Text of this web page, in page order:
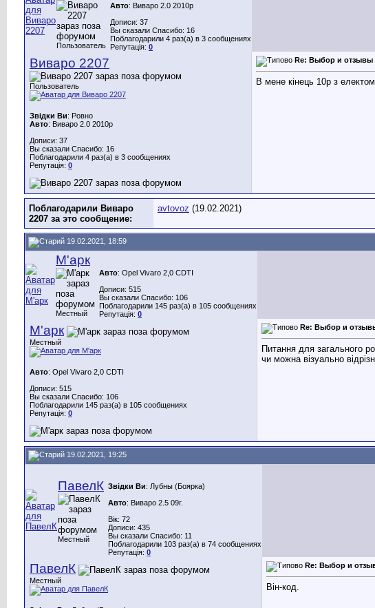
Пользователь
Авто: Виваро 2.0 2010р
Дописи: 37
Вы сказали Спасибо: 16
Поблагодарили 4 раз(а) в 3 сообщениях
Репутація: 0
Виваро 2207
Пользователь
Звідки Ви: Ровно
Авто: Виваро 2.0 2010р
Дописи: 37
Вы сказали Спасибо: 16
Поблагодарили 4 раз(а) в 3 сообщениях
Репутація: 0
Re: Выбор и
В мене кінець 10р з
Поблагодарили Виваро
2207 за это сообщение:
avtovoz (19.02.2021)
19.02.2021, 18:59
М'арк
Местный
Авто: Opel Vivaro 2,0 CDTI
Дописи: 515
Вы сказали Спасибо: 106
Поблагодарили 145 раз(а) в 105 сообщениях
Репутація: 0
М'арк
Местный
Авто: Opel Vivaro 2,0 CDTI
Дописи: 515
Вы сказали Спасибо: 106
Поблагодарили 145 раз(а) в 105 сообщениях
Репутація: 0
Re: Выбор и
Питання для загального
чи можна візуально
19.02.2021, 19:25
ПавелК
Местный
Звідки Ви: Лубны (Боярка)
Авто: Виваро 2.5 09г.
Вік: 72
Дописи: 435
Вы сказали Спасибо: 11
Поблагодарили 103 раз(а) в 74 сообщениях
Репутація: 0
ПавелК
Местный
Re: Выбор и
Він-код.